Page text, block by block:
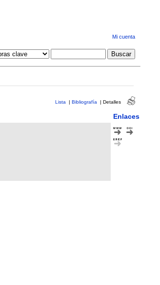
Mi cuenta
Lista | Bibliografía | Detalles
Enlaces